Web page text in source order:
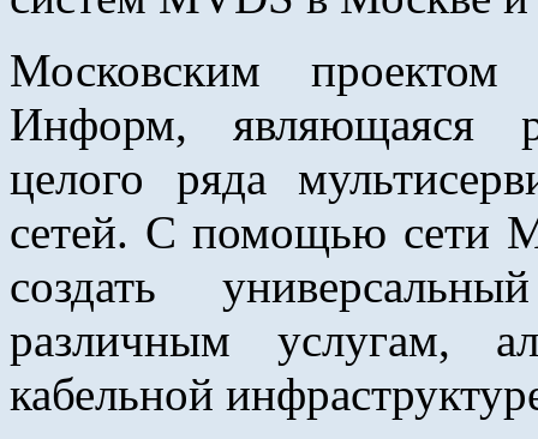
Московским
Информ, являющаяся
целого ряда
сетей. С помощью сети
создать
различным услугам,
кабельной